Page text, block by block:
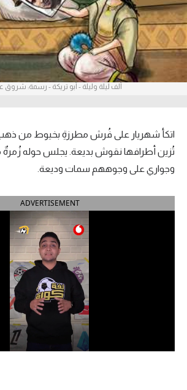
آراء حرة
ركن الألعاب
بطولات
الدوري الإنجليزي الممتاز
الدوري الإسباني
الدوري السعودي للمحترفين
ألف ليلة وليلة - أبو تريكة - رسمة: شروق
اتكأ شهريار على فُرش مطرزةِ بخيوط من
تُزين أطرافها نقوش بديعة. يجلس حوله زُمرةٌ
وجواري على وجوههم سمات وديعة.
ADVERTISEMENT